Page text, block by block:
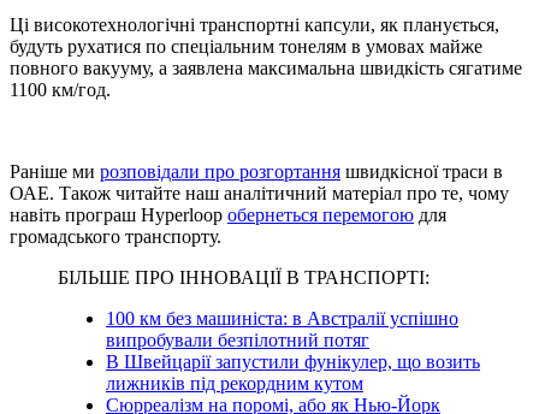
Ці високотехнологічні транспортні капсули, як планується,
будуть рухатися по спеціальним тонелям в умовах майже
повного вакууму, а заявлена максимальна швидкість сягатиме
1100 км/год.
Раніше ми розповідали про розгортання швидкісної траси в
ОАЕ. Також читайте наш аналітичний матеріал про те, чому
навіть програш Hyperloop обернеться перемогою для
громадського транспорту.
БІЛЬШЕ ПРО ІННОВАЦІЇ В ТРАНСПОРТІ:
100 км без машиніста: в Австралії успішно
випробували безпілотний потяг
В Швейцарії запустили фунікулер, що возить
лижників під рекордним кутом
Сюрреалізм на поромі, або як Нью-Йорк